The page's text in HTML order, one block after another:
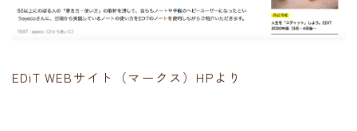
EDiT WEBサイト（マークス）HPより